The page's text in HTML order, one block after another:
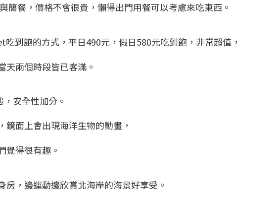
簡餐，價格不會很貴，懶得出門用餐可以考慮來吃東西。
到飽的方式，平日490元，假日580元吃到飽，非常超值，
天兩個時段皆已客滿。
安全性加分。
鏡面上會出現海洋生物的動畫，
覺得很有趣。
房，邊運動邊欣賞北海岸的海景好享受。